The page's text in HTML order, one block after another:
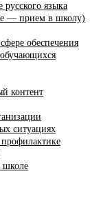
языка
— прием в школу)
обеспечения
контент
ситуациях
школе